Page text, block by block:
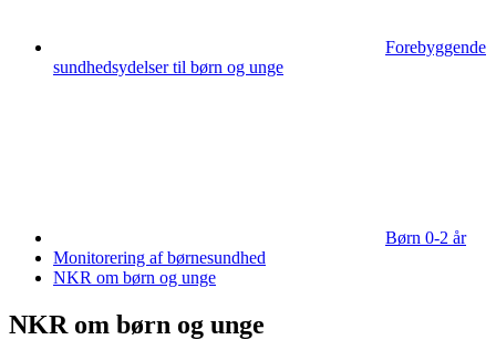
Forebyggende
sundhedsydelser til børn og unge
Børn 0-2 år
Monitorering af børnesundhed
NKR om børn og unge
NKR om børn og unge